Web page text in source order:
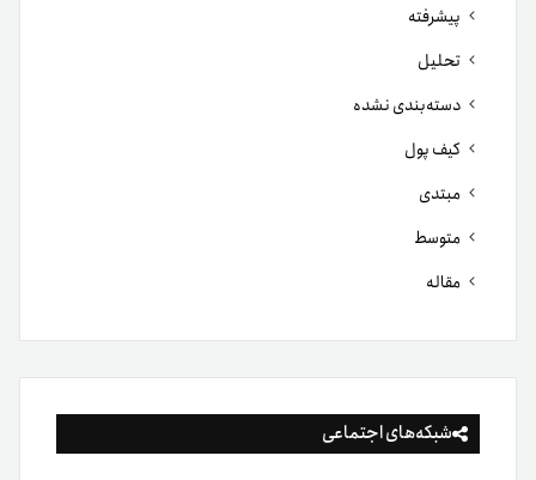
پیشرفته
تحلیل
دسته‌بندی نشده
کیف پول
مبتدی
متوسط
مقاله
شبکه‌های اجتماعی